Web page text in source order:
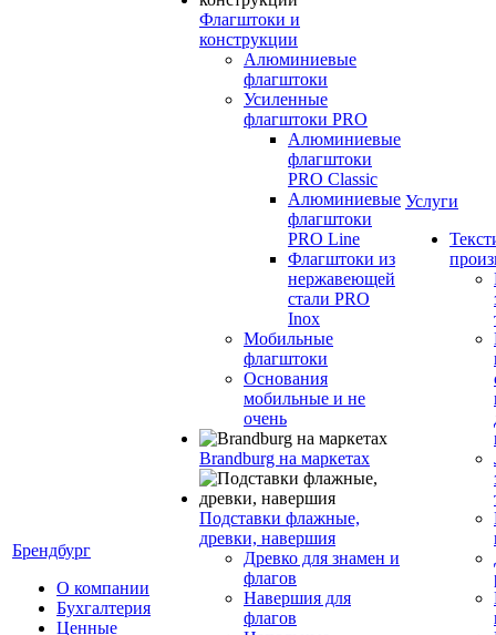
Брендбург
О компании
Бухгалтерия
Ценные
Флагштоки и
конструкции
Алюминиевые
флагштоки
Усиленные
флагштоки PRO
Алюминиевые
флагштоки
PRO Classic
Алюминиевые
флагштоки
PRO Line
Флагштоки из
нержавеющей
стали PRO
Inox
Мобильные
флагштоки
Основания
мобильные и не
очень
Brandburg на маркетах
Подставки флажные,
древки, навершия
Древко для знамен и
флагов
Навершия для
флагов
Услуги